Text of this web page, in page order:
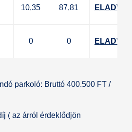
10,35 87,81 ELADVA
0 0 ELADVA
parkoló: Bruttó 400.500 FT /
( az árról érdeklődjön